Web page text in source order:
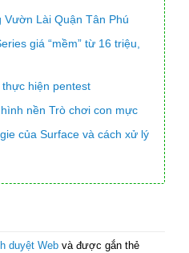
Lài Quận Tân Phú
giá “mềm” từ 16 triệu,
hiện pentest
nền Trò chơi con mực
của Surface và cách xử lý
duyệt Web và được gắn thẻ